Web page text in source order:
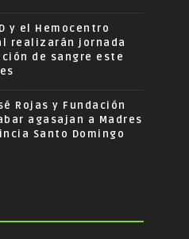
y el Hemocentro
realizarán jornada
de sangre este
Rojas y Fundación
agasajan a Madres
Santo Domingo